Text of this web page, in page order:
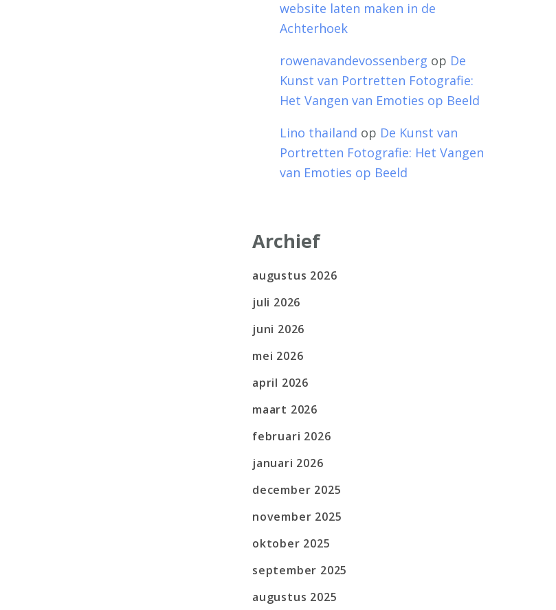
website laten maken in de
Achterhoek
rowenavandevossenberg op De
Kunst van Portretten Fotografie:
Het Vangen van Emoties op Beeld
Lino thailand op De Kunst van
Portretten Fotografie: Het Vangen
van Emoties op Beeld
Archief
augustus 2026
juli 2026
juni 2026
mei 2026
april 2026
maart 2026
februari 2026
januari 2026
december 2025
november 2025
oktober 2025
september 2025
augustus 2025